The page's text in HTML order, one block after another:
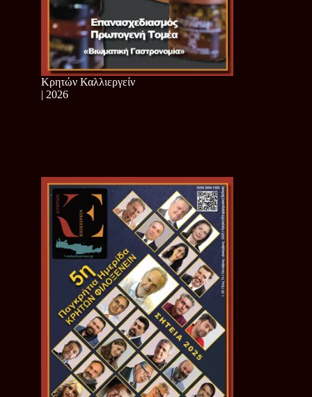
Κρητών Καλλιεργείν
| 2026